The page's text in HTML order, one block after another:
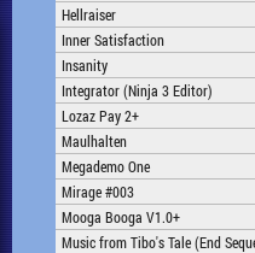
Hellraiser
Inner Satisfaction
Insanity
Integrator (Ninja 3 Editor)
Lozaz Pay 2+
Maulhalten
Megademo One
Mirage #003
Mooga Booga V1.0+
Music from Tibo's Tale (End